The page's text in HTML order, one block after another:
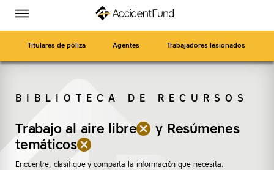
inicio
contenido
Alternar
menú
BUSCAR
Titulares de póliza Agentes Trabajadores lesionados
BIBLIOTECA DE RECURSOS
Trabajo al aire libre
(eliminar
"Trabajo
al
y Resúmenes
temáticos
(eliminar
"Resúmenes
temáticos")
Encuentre, clasifique y comparta la información que necesita.
Accident
Accident
Accident
Accident